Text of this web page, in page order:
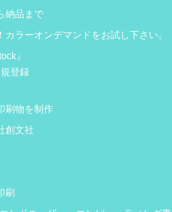
納品まで
カラーオンデマンドをお試し下さい。
』
登録
刷物を制作
創文社
刷